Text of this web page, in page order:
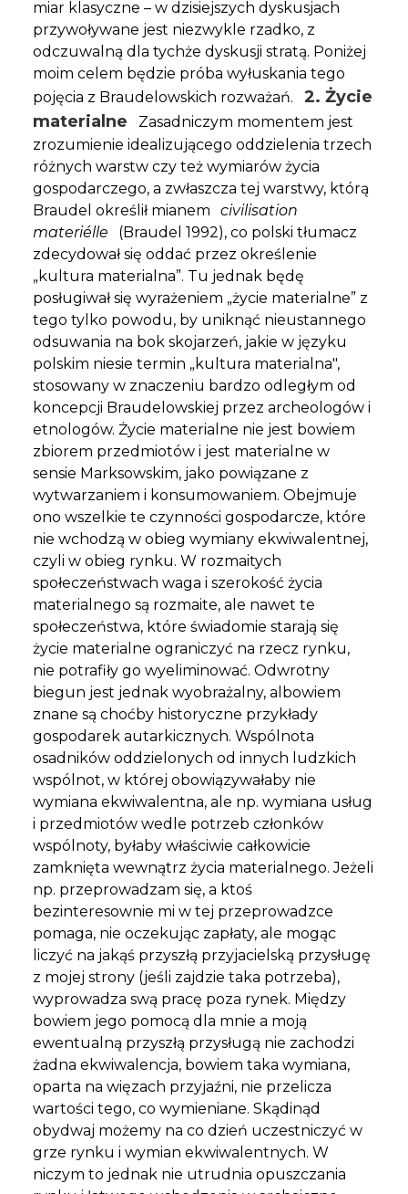
miar klasyczne – w dzisiejszych dyskusjach
przywoływane jest niezwykle rzadko, z
odczuwalną dla tychże dyskusji stratą. Poniżej
moim celem będzie próba wyłuskania tego
pojęcia z Braudelowskich rozważań.
2. Życie
materialne
Zasadniczym momentem jest
zrozumienie idealizującego oddzielenia trzech
różnych warstw czy też wymiarów życia
gospodarczego, a zwłaszcza tej warstwy, którą
Braudel określił mianem
civilisation
materiélle
(Braudel 1992), co polski tłumacz
zdecydował się oddać przez określenie
„kultura materialna”. Tu jednak będę
posługiwał się wyrażeniem „życie materialne” z
tego tylko powodu, by uniknąć nieustannego
odsuwania na bok skojarzeń, jakie w języku
polskim niesie termin „kultura materialna",
stosowany w znaczeniu bardzo odległym od
koncepcji Braudelowskiej przez archeologów i
etnologów. Życie materialne nie jest bowiem
zbiorem przedmiotów i jest materialne w
sensie Marksowskim, jako powiązane z
wytwarzaniem i konsumowaniem. Obejmuje
ono wszelkie te czynności gospodarcze, które
nie wchodzą w obieg wymiany ekwiwalentnej,
czyli w obieg rynku. W rozmaitych
społeczeństwach waga i szerokość życia
materialnego są rozmaite, ale nawet te
społeczeństwa, które świadomie starają się
życie materialne ograniczyć na rzecz rynku,
nie potrafiły go wyeliminować. Odwrotny
biegun jest jednak wyobrażalny, albowiem
znane są choćby historyczne przykłady
gospodarek autarkicznych. Wspólnota
osadników oddzielonych od innych ludzkich
wspólnot, w której obowiązywałaby nie
wymiana ekwiwalentna, ale np. wymiana usług
i przedmiotów wedle potrzeb członków
wspólnoty, byłaby właściwie całkowicie
zamknięta wewnątrz życia materialnego. Jeżeli
np. przeprowadzam się, a ktoś
bezinteresownie mi w tej przeprowadzce
pomaga, nie oczekując zapłaty, ale mogąc
liczyć na jakąś przyszłą przyjacielską przysługę
z mojej strony (jeśli zajdzie taka potrzeba),
wyprowadza swą pracę poza rynek. Między
bowiem jego pomocą dla mnie a moją
ewentualną przyszłą przysługą nie zachodzi
żadna ekwiwalencja, bowiem taka wymiana,
oparta na więzach przyjaźni, nie przelicza
wartości tego, co wymieniane. Skądinąd
obydwaj możemy na co dzień uczestniczyć w
grze rynku i wymian ekwiwalentnych. W
niczym to jednak nie utrudnia opuszczania